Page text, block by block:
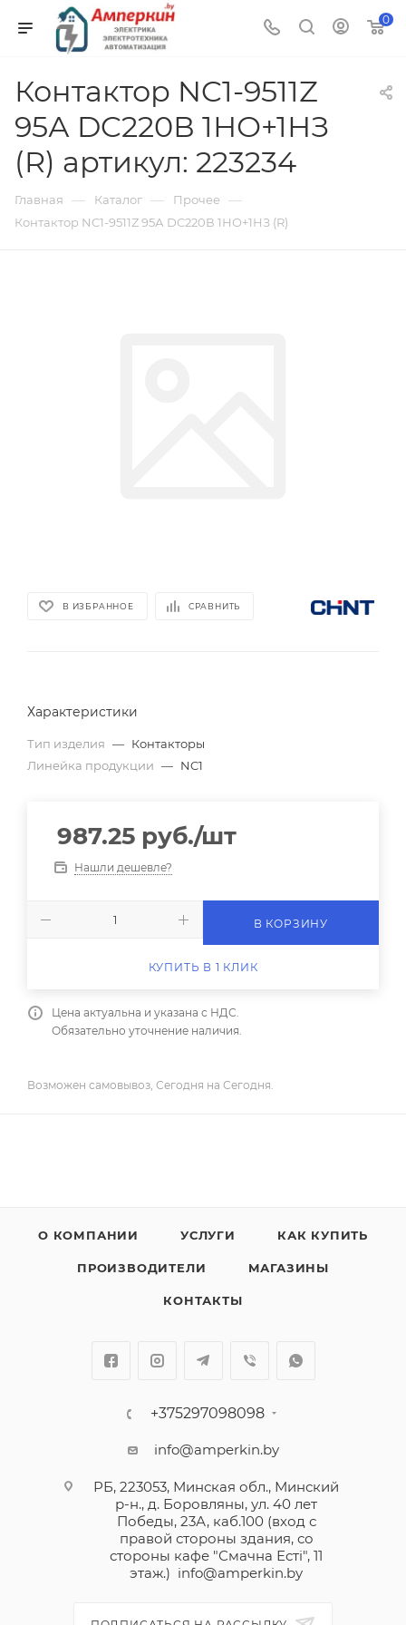
0
Контактор NC1-9511Z
95А DC220В 1НО+1НЗ
(R) артикул: 223234
Главная — Каталог — Прочее —
Контактор NC1-9511Z 95А DC220В 1НО+1НЗ (R)
В ИЗБРАННОЕ СРАВНИТЬ
Характеристики
Тип изделия — Контакторы
Линейка продукции — NC1
987.25 руб./шт
Нашли дешевле?
В КОРЗИНУ
КУПИТЬ В 1 КЛИК
Цена актуальна и указана с НДС.
Обязательно уточнение наличия.
Возможен самовывоз, Сегодня на Сегодня.
О КОМПАНИИ УСЛУГИ КАК КУПИТЬ
ПРОИЗВОДИТЕЛИ МАГАЗИНЫ
КОНТАКТЫ
+375297098098
info@amperkin.by
РБ, 223053, Минская обл., Минский
р-н., д. Боровляны, ул. 40 лет
Победы, 23А, каб.100 (вход с
правой стороны здания, со
стороны кафе "Смачна Естi", 11
этаж.) info@amperkin.by